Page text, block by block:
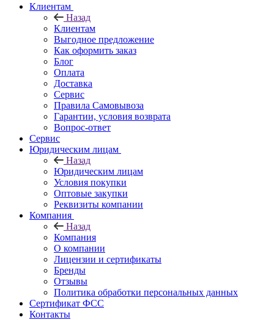
Клиентам
Назад
Клиентам
Выгодное предложение
Как оформить заказ
Блог
Оплата
Доставка
Сервис
Правила Самовывоза
Гарантии, условия возврата
Вопрос-ответ
Сервис
Юридическим лицам
Назад
Юридическим лицам
Условия покупки
Оптовые закупки
Реквизиты компании
Компания
Назад
Компания
О компании
Лицензии и сертификаты
Бренды
Отзывы
Политика обработки персональных данных
Сертификат ФСС
Контакты